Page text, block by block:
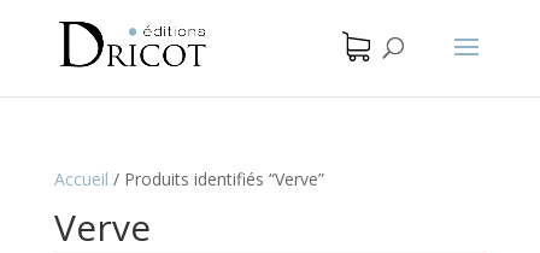
Accueil / Produits identifiés “Verve”
Verve